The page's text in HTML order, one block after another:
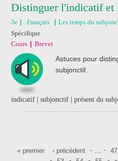
Distinguer l'indicatif et
3e Français
Les temps du
Spécifique
Cours
Brevet
Astuces pour
subjonctif.
indicatif | subjonctif | présent du
Pages
« premier ‹ précédent 47